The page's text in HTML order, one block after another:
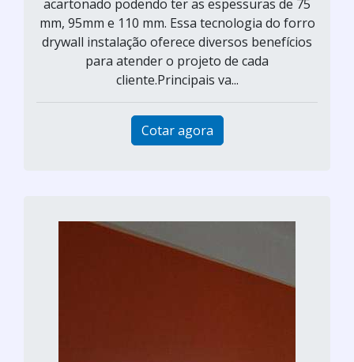
acartonado podendo ter as espessuras de 75
mm, 95mm e 110 mm. Essa tecnologia do forro
drywall instalação oferece diversos benefícios
para atender o projeto de cada
cliente.Principais va...
Cotar agora